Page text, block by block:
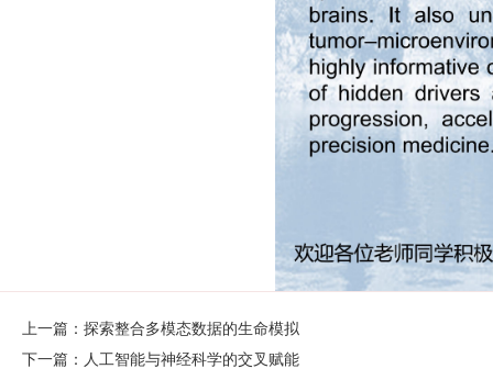
上一篇：探索整合多模态数据的生命模拟
下一篇：人工智能与神经科学的交叉赋能